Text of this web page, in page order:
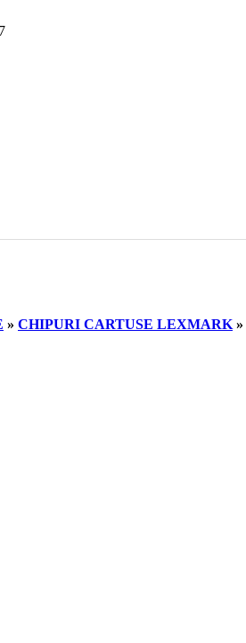
» CHIPURI CARTUSE LEXMARK »